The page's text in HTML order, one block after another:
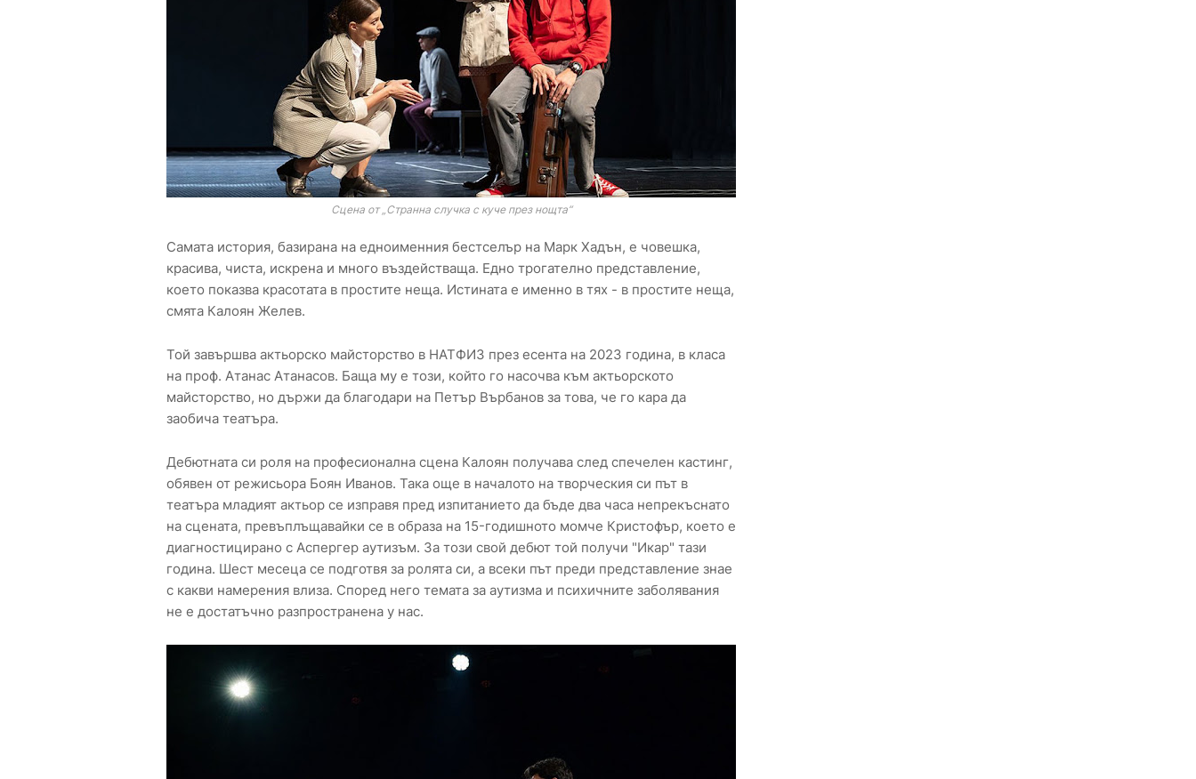
Сцена от „Странна случка с куче през нощта“
Самата история, базирана на едноименния бестселър на Марк Хадън, е човешка,
красива, чиста, искрена и много въздействаща. Едно трогателно представление,
което показва красотата в простите неща. Истината е именно в тях - в простите неща,
смята Калоян Желев.
Той завършва актьорско майсторство в НАТФИЗ през есента на 2023 година, в класа
на проф. Атанас Атанасов. Баща му е този, който го насочва към актьорското
майсторство, но държи да благодари на Петър Върбанов за това, че го кара да
заобича театъра.
Дебютната си роля на професионална сцена Калоян получава след спечелен кастинг,
обявен от режисьора Боян Иванов. Така още в началото на творческия си път в
театъра младият актьор се изправя пред изпитанието да бъде два часа непрекъснато
на сцената, превъплъщавайки се в образа на 15-годишното момче Кристофър, което е
диагностицирано с Аспергер аутизъм. За този свой дебют той получи "Икар" тази
година. Шест месеца се подготвя за ролята си, а всеки път преди представление знае
с какви намерения влиза. Според него темата за аутизма и психичните заболявания
не е достатъчно разпространена у нас.